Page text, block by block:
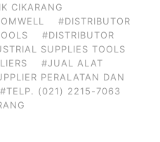
CIKARANG
#DISTRIBUTOR
#DISTRIBUTOR
SUPPLIES TOOLS
#JUAL ALAT
PERALATAN DAN
#TELP. (021) 2215-7063